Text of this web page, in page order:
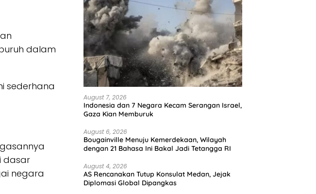
dalam
sederhana
dasar
negara
August 7, 2026
Indonesia dan 7 Negara Kecam Serangan Israel,
Gaza Kian Memburuk
August 6, 2026
Bougainville Menuju Kemerdekaan, Wilayah
dengan 21 Bahasa Ini Bakal Jadi Tetangga RI
August 4, 2026
AS Rencanakan Tutup Konsulat Medan, Jejak
Diplomasi Global Dipangkas